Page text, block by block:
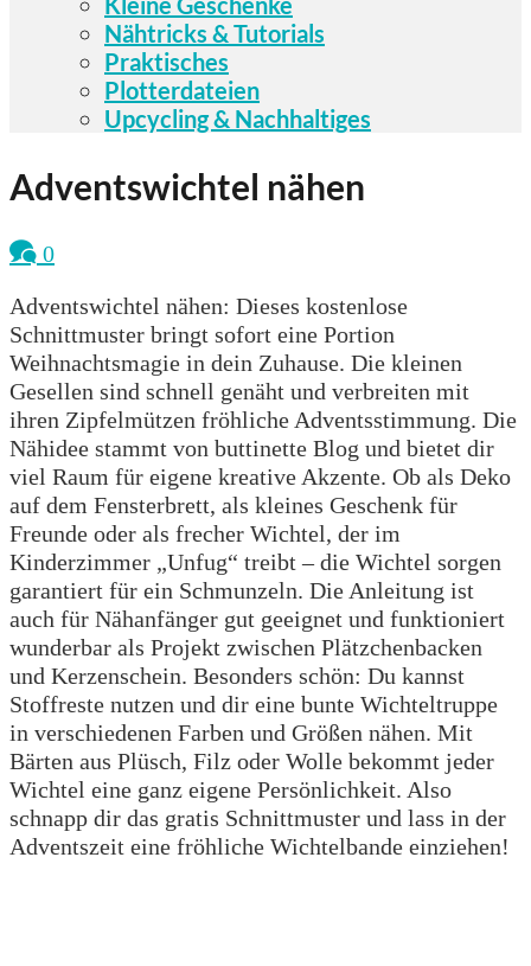
Nähtricks & Tutorials
Praktisches
Plotterdateien
Upcycling & Nachhaltiges
Adventswichtel nähen
0
Adventswichtel nähen: Dieses kostenlose
Schnittmuster bringt sofort eine Portion
Weihnachtsmagie in dein Zuhause. Die kleinen
Gesellen sind schnell genäht und verbreiten mit
ihren Zipfelmützen fröhliche Adventsstimmung. Die
Nähidee stammt von buttinette Blog und bietet dir
viel Raum für eigene kreative Akzente. Ob als Deko
auf dem Fensterbrett, als kleines Geschenk für
Freunde oder als frecher Wichtel, der im
Kinderzimmer „Unfug“ treibt – die Wichtel sorgen
garantiert für ein Schmunzeln. Die Anleitung ist
auch für Nähanfänger gut geeignet und funktioniert
wunderbar als Projekt zwischen Plätzchenbacken
und Kerzenschein. Besonders schön: Du kannst
Stoffreste nutzen und dir eine bunte Wichteltruppe
in verschiedenen Farben und Größen nähen. Mit
Bärten aus Plüsch, Filz oder Wolle bekommt jeder
Wichtel eine ganz eigene Persönlichkeit. Also
schnapp dir das gratis Schnittmuster und lass in der
Adventszeit eine fröhliche Wichtelbande einziehen!